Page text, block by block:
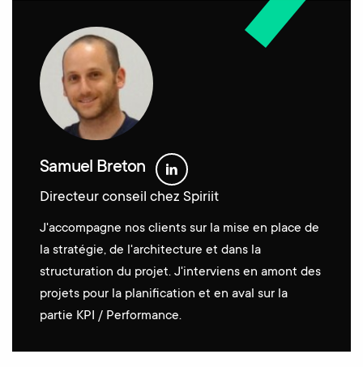
Samuel Breton
Directeur conseil chez Spiriit
J'accompagne nos clients sur la mise en place de
la stratégie, de l'architecture et dans la
structuration du projet. J'interviens en amont des
projets pour la planification et en aval sur la
partie KPI / Performance.